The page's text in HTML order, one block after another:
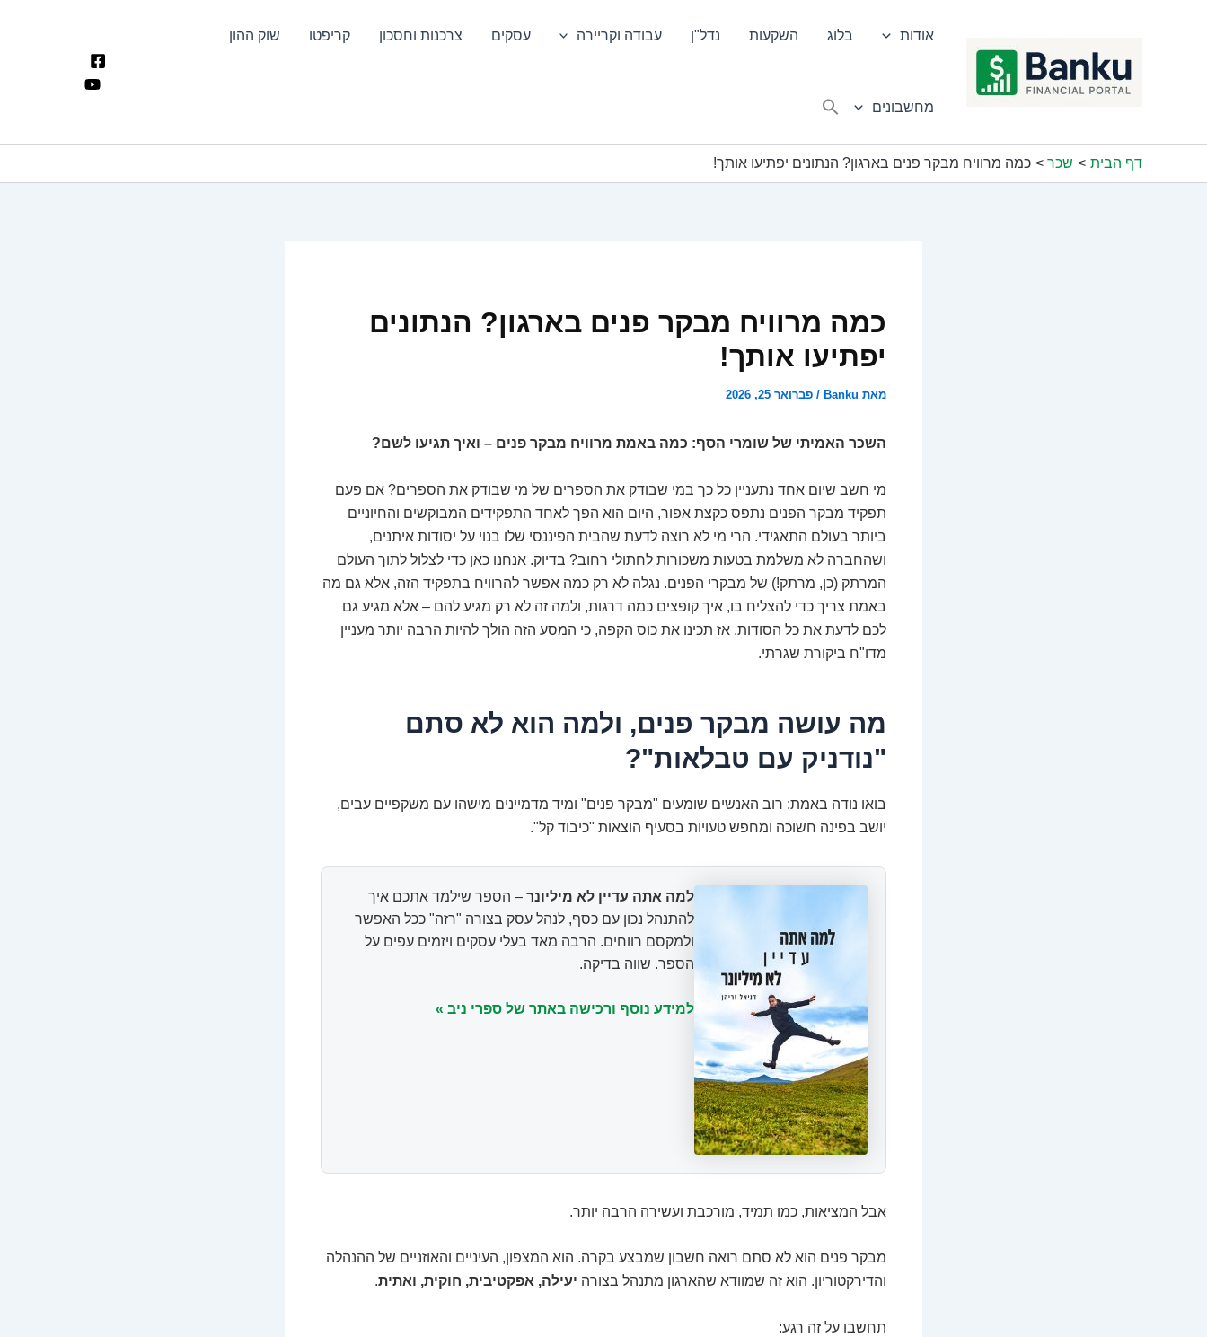
אודות בלוג השקעות נדל"ן עבודה וקריירה עסקים צרכנות וחסכון קריפטו שוק ההון
מחשבונים
דף הבית שכר כמה מרוויח מבקר פנים בארגון? הנתונים יפתיעו אותך!
כמה מרוויח מבקר פנים בארגון? הנתונים
יפתיעו אותך!
מאת Banku
/ פברואר 25, 2026
השכר האמיתי של שומרי הסף: כמה באמת מרוויח מבקר פנים – ואיך תגיעו לשם?
מי חשב שיום אחד נתעניין כל כך במי שבודק את הספרים של מי שבודק את הספרים? אם פעם
תפקיד מבקר הפנים נתפס כקצת אפור, היום הוא הפך לאחד התפקידים המבוקשים והחיוניים
ביותר בעולם התאגידי. הרי מי לא רוצה לדעת שהבית הפיננסי שלו בנוי על יסודות איתנים,
ושהחברה לא משלמת בטעות משכורות לחתולי רחוב? בדיוק. אנחנו כאן כדי לצלול לתוך העולם
המרתק (כן, מרתק!) של מבקרי הפנים. נגלה לא רק כמה אפשר להרוויח בתפקיד הזה, אלא גם מה
באמת צריך כדי להצליח בו, איך קופצים כמה דרגות, ולמה זה לא רק מגיע להם – אלא מגיע גם
לכם לדעת את כל הסודות. אז תכינו את כוס הקפה, כי המסע הזה הולך להיות הרבה יותר מעניין
מדו"ח ביקורת שגרתי.
מה עושה מבקר פנים, ולמה הוא לא סתם
"נודניק עם טבלאות"?
בואו נודה באמת: רוב האנשים שומעים "מבקר פנים" ומיד מדמיינים מישהו עם משקפיים עבים,
יושב בפינה חשוכה ומחפש טעויות בסעיף הוצאות "כיבוד קל".
למה אתה עדיין לא מיליונר – הספר שילמד אתכם איך
להתנהל נכון עם כסף, לנהל עסק בצורה "רזה" ככל האפשר
ולמקסם רווחים. הרבה מאד בעלי עסקים ויזמים עפים על
הספר. שווה בדיקה.
למידע נוסף ורכישה באתר של ספרי ניב »
אבל המציאות, כמו תמיד, מורכבת ועשירה הרבה יותר.
מבקר פנים הוא לא סתם רואה חשבון שמבצע בקרה. הוא המצפון, העיניים והאוזניים של ההנהלה
והדירקטוריון. הוא זה שמוודא שהארגון מתנהל בצורה יעילה, אפקטיבית, חוקית, ואתית.
תחשבו על זה רגע: